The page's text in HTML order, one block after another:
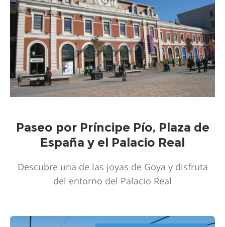
Paseo por Príncipe Pío, Plaza de
España y el Palacio Real
Descubre una de las joyas de Goya y disfruta
del entorno del Palacio Real